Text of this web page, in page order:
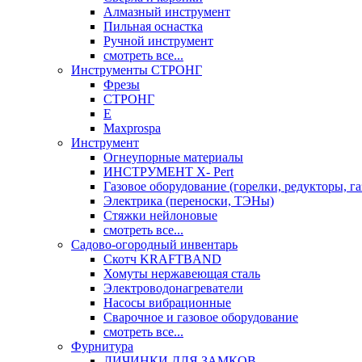
Алмазный инструмент
Пильная оснастка
Ручной инструмент
смотреть все...
Инструменты СТРОНГ
Фрезы
СТРОНГ
Е
Maxprospa
Инструмент
Огнеупорные материалы
ИНСТРУМЕНТ X- Pert
Газовое оборудование (горелки, редукторы,
Электрика (переноски, ТЭНы)
Стяжки нейлоновые
смотреть все...
Садово-огородный инвентарь
Скотч KRAFTBAND
Хомуты нержавеющая сталь
Электроводонагреватели
Насосы вибрационные
Сварочное и газовое оборудование
смотреть все...
Фурнитура